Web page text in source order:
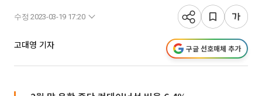
수정 2023-03-19 17:20
고대영 기자 구글 선호매체 추가